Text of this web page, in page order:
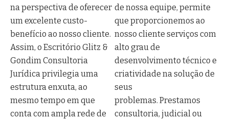
na perspectiva de oferecer
um excelente custo-
benefício ao nosso cliente.
Assim, o Escritório Glitz &
Gondim Consultoria
Jurídica privilegia uma
estrutura enxuta, ao
mesmo tempo em que
conta com ampla rede de
de nossa equipe, permite
que proporcionemos ao
nosso cliente serviços com
alto grau de
desenvolvimento técnico e
criatividade na solução de
seus
problemas. Prestamos
consultoria, judicial ou